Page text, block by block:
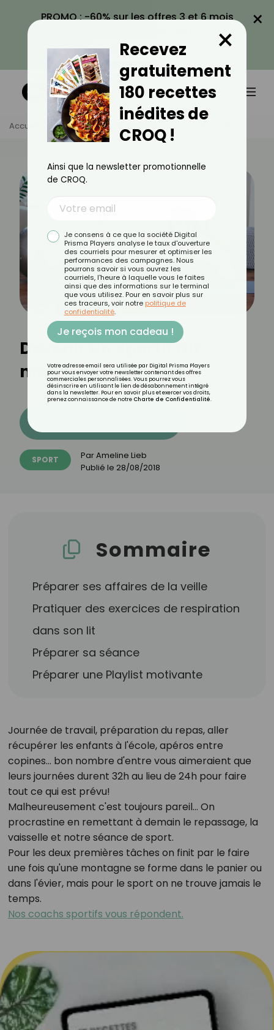
PROMO : -60% sur les offres 3 et 6 mois
VOIR LA PROMO
×
Accueil Actus Sport Devenir Un Sportif Du Matin
Devenir un sportif du
matin
SPORT ParAmeline Lieb
Publié le 28/08/2018
Sommaire
Préparer ses affaires de la veille
Pratiquer des exercices de respiration
dans son lit
Préparer sa séance
Préparer une Playlist motivante
Journée de travail, préparation du repas, aller
récupérer les enfants à l'école, apéros entre
copines... bon nombre d'entre vous aimeraient que
leurs journées durent 32h au lieu de 24h pour faire
tout ce qui est prévu!
Malheureusement c'est toujours pareil... On
procrastine en remettant à demain le repassage, la
vaisselle et notre séance de sport.
Pour les deux premières tâches on finit par le faire
une fois qu'une montagne se forme dans le panier ou
dans l'évier, mais pour le sport on ne trouve jamais le
temps.
Nos coachs sportifs vous répondent.
Recevez
gratuitement
180 recettes
inédites de
CROQ !
×
Ainsi que la newsletter promotionnelle
de CROQ.
Je consens à ce que la société Digital
Prisma Players analyse le taux d'ouverture
des courriels pour mesurer et optimiser les
performances des campagnes. Nous
pourrons savoir si vous ouvrez les
courriels, l'heure à laquelle vous le faites
ainsi que des informations sur le terminal
que vous utilisez. Pour en savoir plus sur
ces traceurs, voir notre politique de
confidentialité.
Je reçois mon cadeau !
Votre adresse email sera utilisée par Digital Prisma Players
pour vous envoyer votre newsletter contenant des offres
commerciales personnalisées. Vous pourrez vous
désinscrire en utilisant le lien de désabonnement intégré
dans la newsletter. Pour en savoir plus et exercer vos droits,
prenez connaissance de notre Charte de Confidentialité.